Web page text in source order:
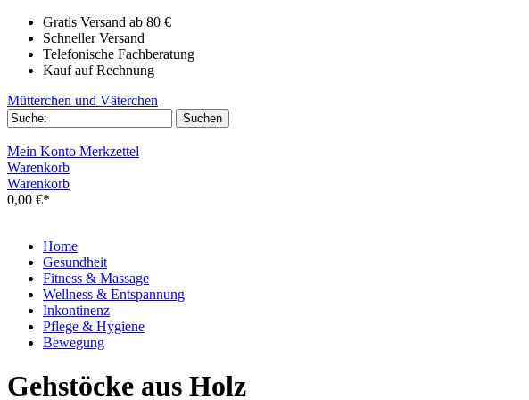
Gratis Versand ab 80 €
Schneller Versand
Telefonische Fachberatung
Kauf auf Rechnung
Mütterchen und Väterchen
Mein Konto Merkzettel
Warenkorb
Warenkorb
0,00 €*
Home
Gesundheit
Fitness & Massage
Wellness & Entspannung
Inkontinenz
Pflege & Hygiene
Bewegung
Gehstöcke aus Holz